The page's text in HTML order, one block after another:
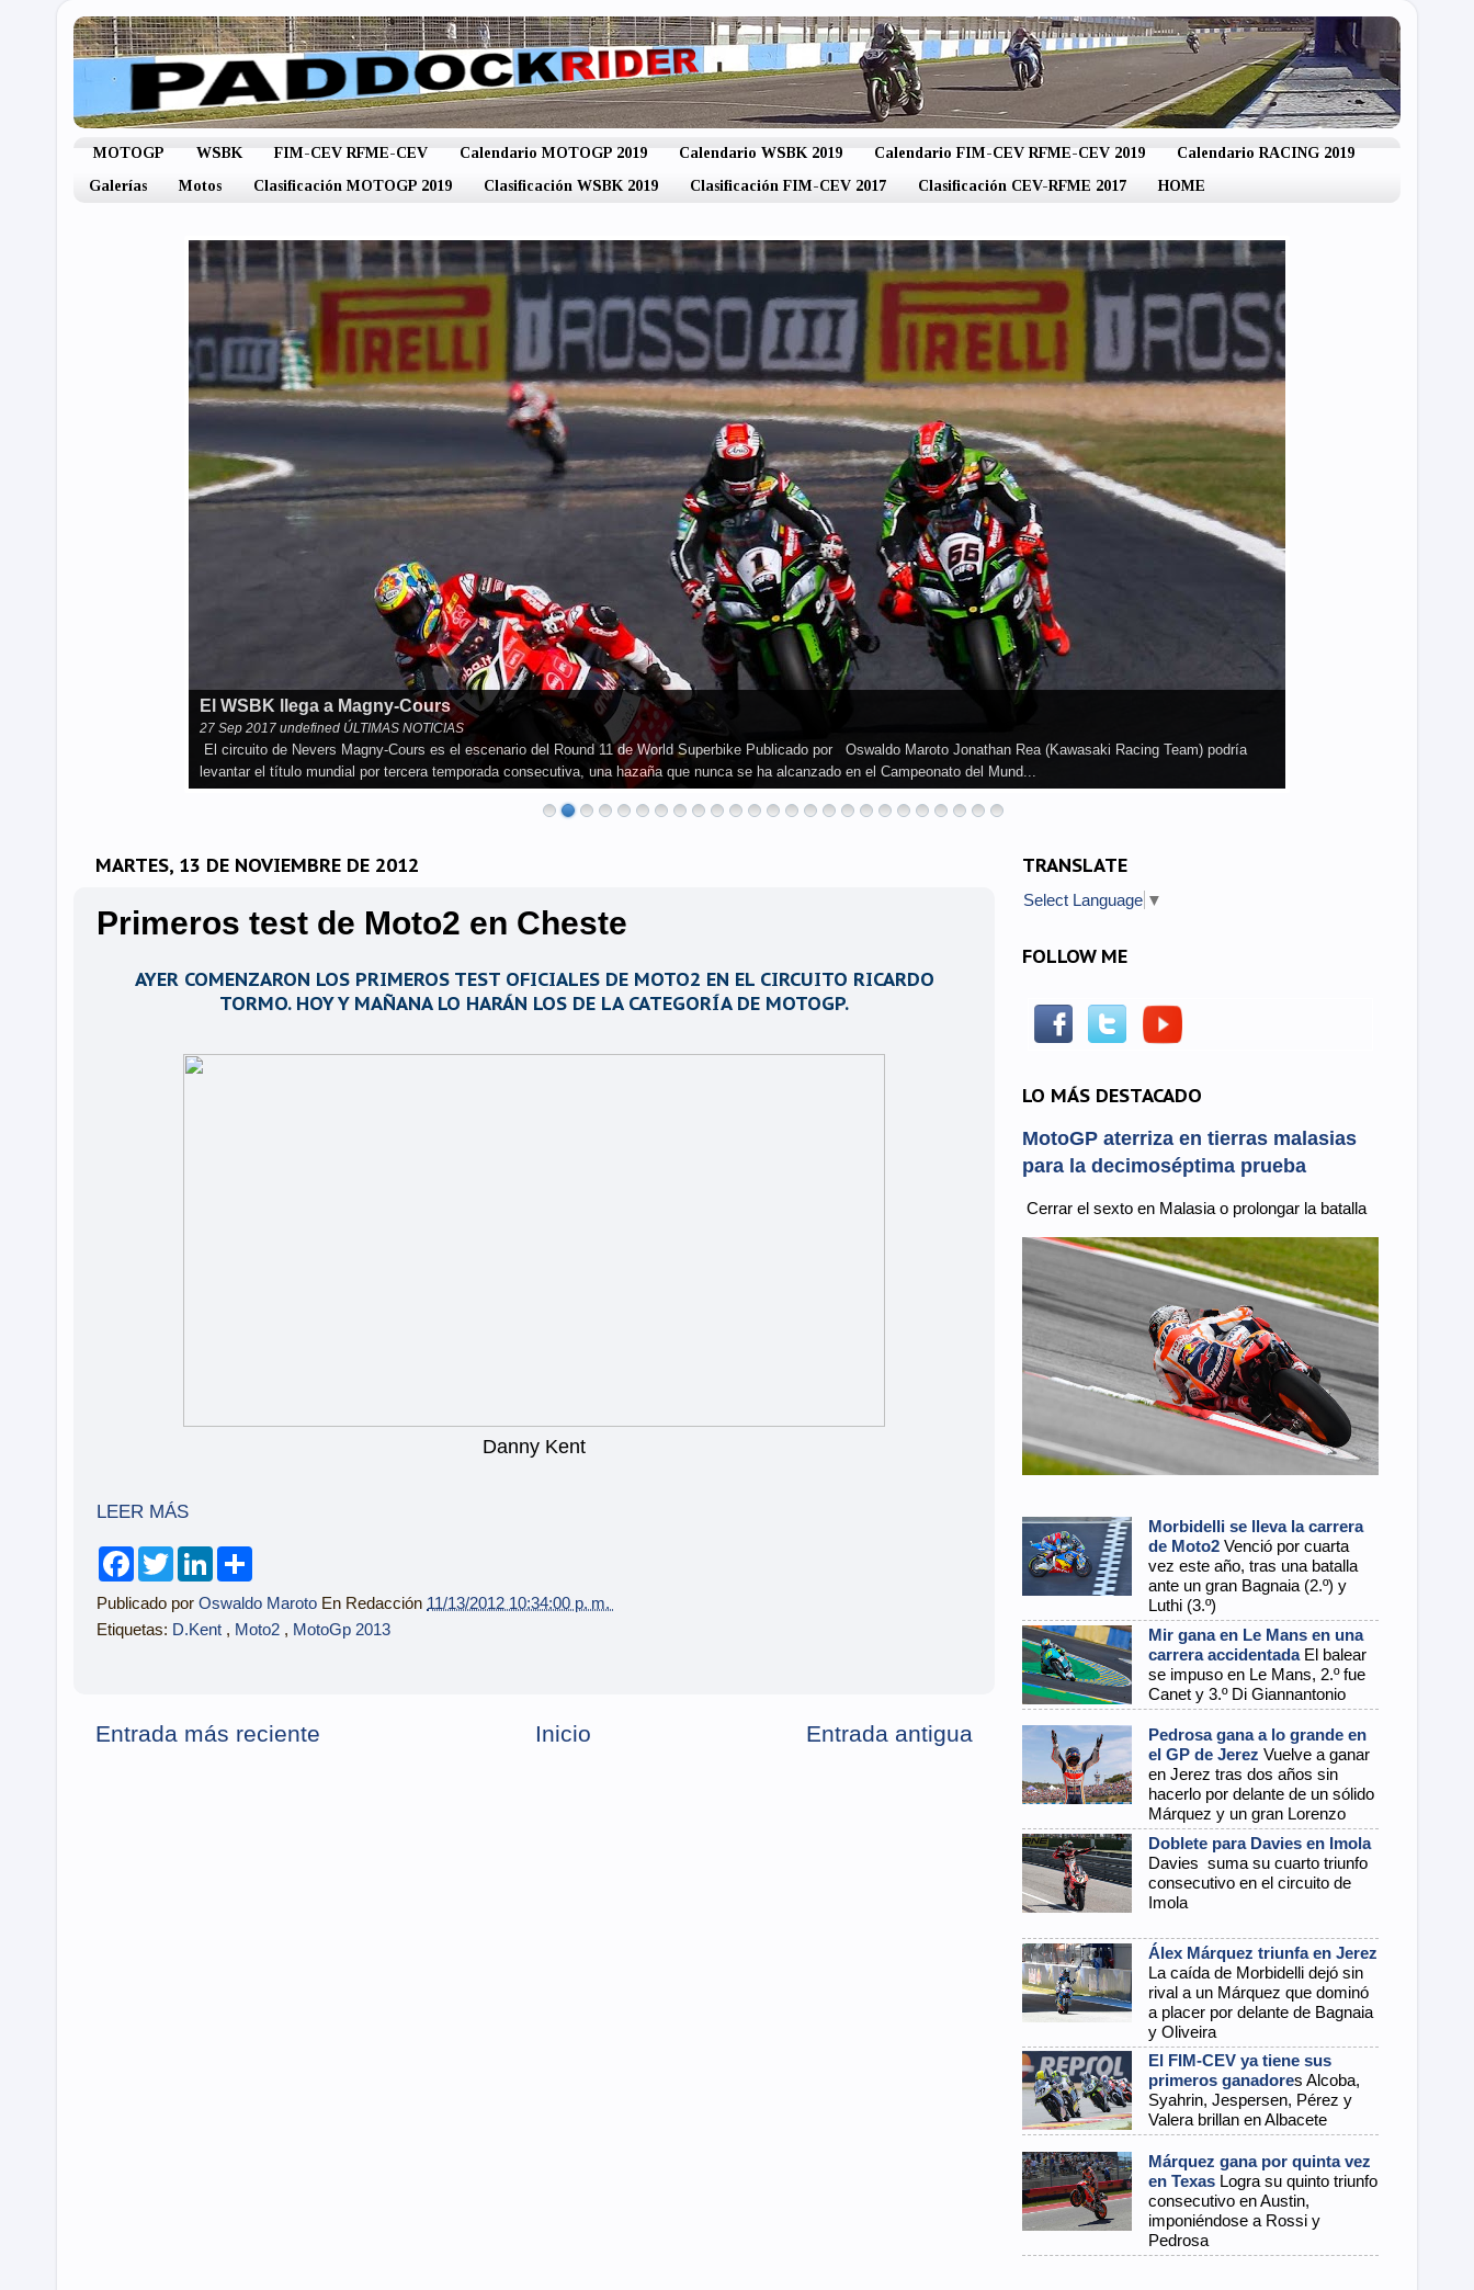
MOTOGP WSBK FIM-CEV RFME-CEV Calendario MOTOGP 2019 Calendario WSBK 2019 Calendario FIM-CEV RFME-CEV 2019
Calendario RACING 2019
Galerías
Motos Clasificación MOTOGP 2019 Clasificación WSBK 2019 Clasificación FIM-CEV 2017 Clasificación CEV-RFME 2017 HOME
El WSBK llega a Magny-Cours
27 Sep 2017 undefined ÚLTIMAS NOTICIAS
El circuito de Nevers Magny-Cours es el escenario del Round 11 de World Superbike Publicado por Oswaldo Maroto Jonathan Rea (Kawasaki Racing Team) podría
levantar el título mundial por tercera temporada consecutiva, una hazaña que nunca se ha alcanzado en el Campeonato del Mund...
MARTES, 13 DE NOVIEMBRE DE 2012
Primeros test de Moto2 en Cheste
AYER COMENZARON LOS PRIMEROS TEST OFICIALES DE MOTO2 EN EL CIRCUITO RICARDO
TORMO. HOY Y MAÑANA LO HARÁN LOS DE LA CATEGORÍA DE MOTOGP.
Danny Kent
LEER MÁS
F
e
b
T
w
t
t
L
k
e
r
e
Publicado por Oswaldo Maroto En Redacción 11/13/2012 10:34:00 p. m.
Etiquetas: D.Kent , Moto2 , MotoGp 2013
Entrada más reciente Entrada antigua
Inicio
TRANSLATE
Select Language ▼
FOLLOW ME
LO MÁS DESTACADO
MotoGP aterriza en tierras malasias
para la decimoséptima prueba
Cerrar el sexto en Malasia o prolongar la batalla
Morbidelli se lleva la carrera
de Moto2 Venció por cuarta
vez este año, tras una batalla
ante un gran Bagnaia (2.º) y
Luthi (3.º)
Mir gana en Le Mans en una
carrera accidentada El balear
se impuso en Le Mans, 2.º fue
Canet y 3.º Di Giannantonio
Pedrosa gana a lo grande en
el GP de Jerez Vuelve a ganar
en Jerez tras dos años sin
hacerlo por delante de un sólido
Márquez y un gran Lorenzo
Doblete para Davies en Imola
Davies suma su cuarto triunfo
consecutivo en el circuito de
Imola
Álex Márquez triunfa en Jerez
La caída de Morbidelli dejó sin
rival a un Márquez que dominó
a placer por delante de Bagnaia
y Oliveira
El FIM-CEV ya tiene sus
primeros ganadores Alcoba,
Syahrin, Jespersen, Pérez y
Valera brillan en Albacete
Márquez gana por quinta vez
en Texas Logra su quinto triunfo
consecutivo en Austin,
imponiéndose a Rossi y
Pedrosa